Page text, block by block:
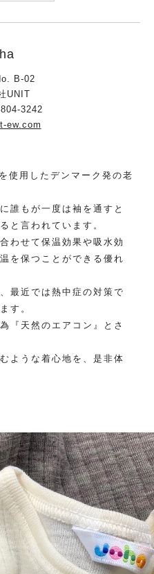
B-02
UNIT
3242
ew.com
使用したデンマーク発の老
。
誰もが一度は袖を通すと
ると言われています。
わせて保温効果や吸水効
を保つことができる優れ
最近では熱中症の対策で
ています。
『天然のエアコン』とさ
ような着心地を、是非体